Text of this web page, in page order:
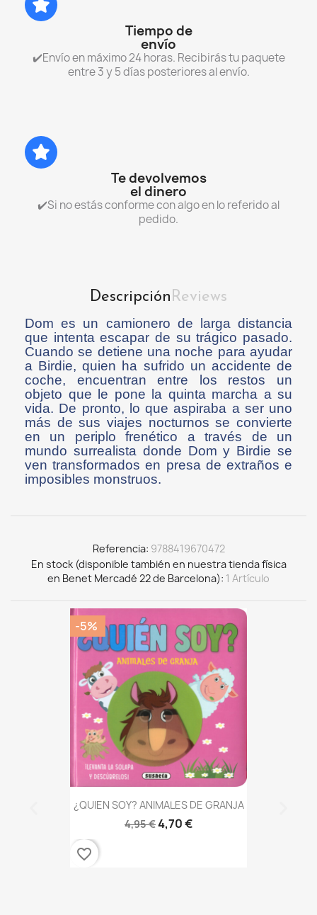
Tiempo de
envío
✔️Envío en máximo 24 horas. Recibirás tu paquete
entre 3 y 5 días posteriores al envío.
Te devolvemos
el dinero
✔️Si no estás conforme con algo en lo referido al
pedido.
Descripción Reviews
Dom es un camionero de larga distancia
que intenta escapar de su trágico pasado.
Cuando se detiene una noche para ayudar
a Birdie, quien ha sufrido un accidente de
coche, encuentran entre los restos un
objeto que le pone la quinta marcha a su
vida. De pronto, lo que aspiraba a ser uno
más de sus viajes nocturnos se convierte
en un periplo frenético a través de un
mundo surrealista donde Dom y Birdie se
ven transformados en presa de extraños e
imposibles monstruos.
Referencia 9788419670472
En stock (disponible también en nuestra tienda física
en Benet Mercadé 22 de Barcelona) 1 Artículo
¿QUIEN SOY? ANIMALES DE GRANJA
4,95 €4,70 €
-5%
favorite_border